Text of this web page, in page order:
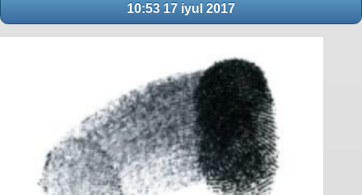
10:53 17 iyul 2017